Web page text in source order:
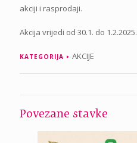
akciji i rasprodaji.
Akcija vrijedi od 30.1. do 1.2.2025.
KATEGORIJA AKCIJE
Povezane stavke